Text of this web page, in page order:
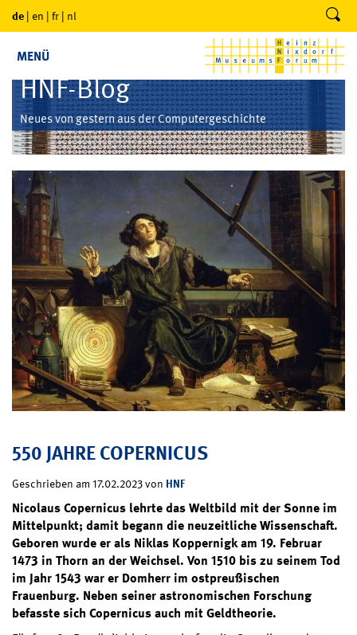
de | en | fr | nl
MENÜ
HNF-Blog
Neues von gestern aus der Computergeschichte
550 JAHRE COPERNICUS
Geschrieben am 17.02.2023 von HNF
Nicolaus Copernicus lehrte das Weltbild mit der Sonne im
Mittelpunkt; damit begann die neuzeitliche Wissenschaft.
Geboren wurde er als Niklas Koppernigk am 19. Februar
1473 in Thorn an der Weichsel. Von 1510 bis zu seinem Tod
im Jahr 1543 war er Domherr im ostpreußischen
Frauenburg. Neben seiner astronomischen Forschung
befasste sich Copernicus auch mit Geldtheorie.